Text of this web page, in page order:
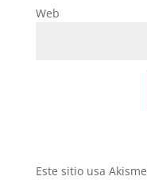
Web
Este sitio usa